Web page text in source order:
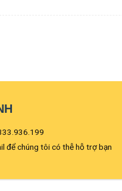
để chúng tôi có thễ hỗ trợ bạn